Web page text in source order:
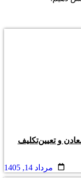
و تعیین‌تکلیف
مرداد 14, 1405